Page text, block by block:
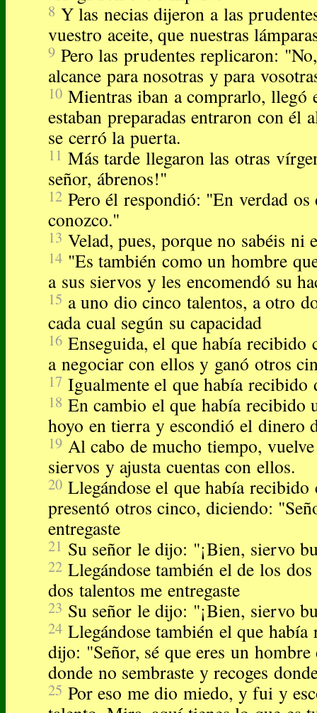
8 Y las necias dijeron a las
vuestro aceite, que nuestras
9 Pero las prudentes replicaron:
alcance para nosotras y para
10 Mientras iban a comprarlo, llegó
estaban preparadas entraron con él
se cerró la puerta.
11 Más tarde llegaron las otras
señor, ábrenos!"
12 Pero él respondió: "En verdad
conozco."
13 Velad, pues, porque no sabéis ni
14 "Es también como un hombre
a sus siervos y les encomendó su
15 a uno dio cinco talentos, a otro
cada cual según su capacidad
16 Enseguida, el que había recibido
a negociar con ellos y ganó otros
17 Igualmente el que había recibido
18 En cambio el que había recibido
hoyo en tierra y escondió el dinero
19 Al cabo de mucho tiempo,
siervos y ajusta cuentas con ellos.
20 Llegándose el que había recibido
presentó otros cinco, diciendo:
entregaste
21 Su señor le dijo: "¡Bien, siervo
22 Llegándose también el de los
dos talentos me entregaste
23 Su señor le dijo: "¡Bien, siervo
24 Llegándose también el que
dijo: "Señor, sé que eres un hombre
donde no sembraste y recoges
25 Por eso me dio miedo, y fui y